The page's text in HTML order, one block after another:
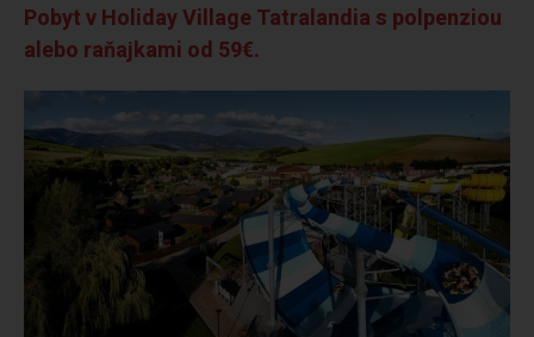
Pobyt v Holiday Village Tatralandia s polpenziou
alebo raňajkami od 59€.